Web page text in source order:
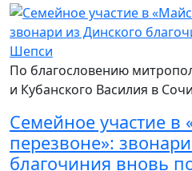
По благословению
и Кубанского Василия в
Семейное участие в
перезвоне»:
благочиния вновь